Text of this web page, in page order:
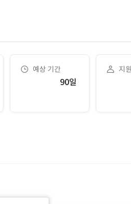
예상 기간
90일
지